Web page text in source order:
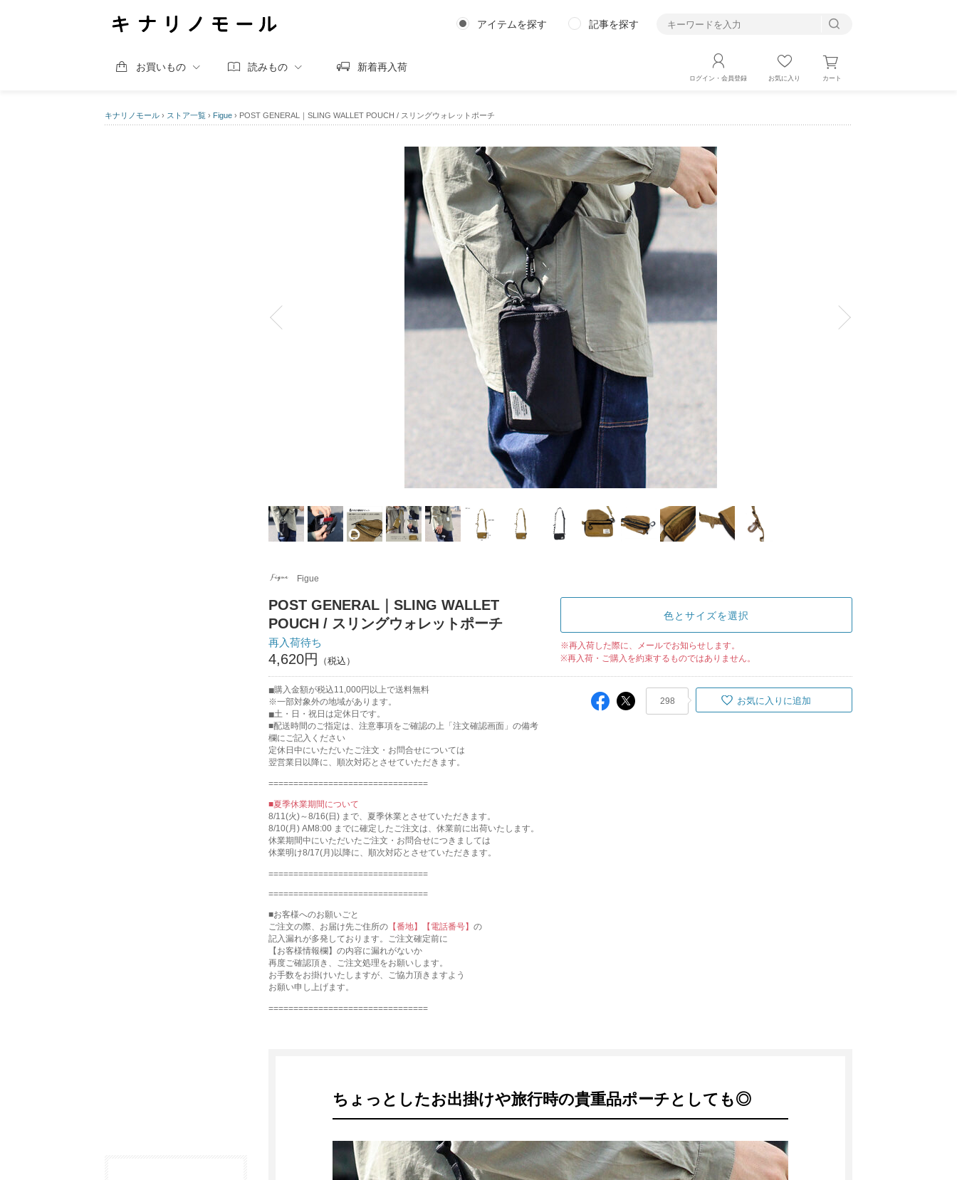
アイテムを探す 記事を探す
お買いもの 読みもの 新着再入荷
ログイン・会員登録 お気に入り カート
キナリノモール › ストア一覧 › Figue › POST GENERAL｜SLING WALLET POUCH / スリングウォレットポーチ
Figue
POST GENERAL｜SLING WALLET
POUCH / スリングウォレットポーチ
再入荷待ち
4,620円
色とサイズを選択
※再入荷した際に、メールでお知らせします。
※再入荷・ご購入を約束するものではありません。
購入金額が税込11,000円以上で送料無料
※一部対象外の地域があります。
土・日・祝日は定休日です。
■配送時間のご指定は、注意事項をご確認の上「注文確認画面」の備考
欄にご記入ください
定休日中にいただいたご注文・お問合せについては
翌営業日以降に、順次対応とさせていただきます。
================================
■夏季休業期間について
8/11(火)～8/16(日) まで、夏季休業とさせていただきます。
8/10(月) AM8:00 までに確定したご注文は、休業前に出荷いたします。
休業期間中にいただいたご注文・お問合せにつきましては
休業明け8/17(月)以降に、順次対応とさせていただきます。
================================
================================
■お客様へのお願いごと
ご注文の際、お届け先ご住所の 【番地】【電話番号】 の
記入漏れが多発しております。ご注文確定前に
【お客様情報欄】の内容に漏れがないか
再度ご確認頂き、ご注文処理をお願いします。
お手数をお掛けいたしますが、ご協力頂きますよう
お願い申し上げます。
================================
298 お気に入りに追加
ちょっとしたお出掛けや旅行時の貴重品ポーチとしても◎